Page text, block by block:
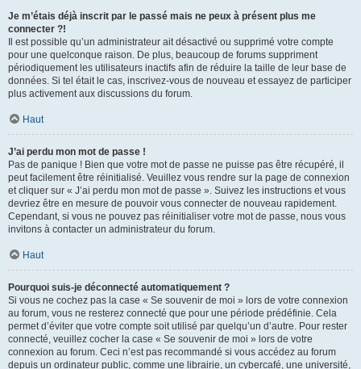
Je m’étais déjà inscrit par le passé mais ne peux à présent plus me
connecter ?!
Il est possible qu’un administrateur ait désactivé ou supprimé votre compte
pour une quelconque raison. De plus, beaucoup de forums suppriment
périodiquement les utilisateurs inactifs afin de réduire la taille de leur base de
données. Si tel était le cas, inscrivez-vous de nouveau et essayez de participer
plus activement aux discussions du forum.
Haut
J’ai perdu mon mot de passe !
Pas de panique ! Bien que votre mot de passe ne puisse pas être récupéré, il
peut facilement être réinitialisé. Veuillez vous rendre sur la page de connexion
et cliquer sur « J’ai perdu mon mot de passe ». Suivez les instructions et vous
devriez être en mesure de pouvoir vous connecter de nouveau rapidement.
Cependant, si vous ne pouvez pas réinitialiser votre mot de passe, nous vous
invitons à contacter un administrateur du forum.
Haut
Pourquoi suis-je déconnecté automatiquement ?
Si vous ne cochez pas la case « Se souvenir de moi » lors de votre connexion
au forum, vous ne resterez connecté que pour une période prédéfinie. Cela
permet d’éviter que votre compte soit utilisé par quelqu’un d’autre. Pour rester
connecté, veuillez cocher la case « Se souvenir de moi » lors de votre
connexion au forum. Ceci n’est pas recommandé si vous accédez au forum
depuis un ordinateur public, comme une librairie, un cybercafé, une université,